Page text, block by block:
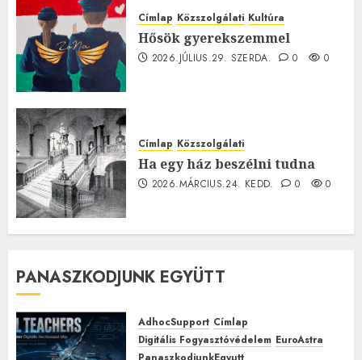
Címlap Közszolgálati Kultúra
Hősök gyerekszemmel
2026.JÚLIUS.29. SZERDA. 0 0
Címlap Közszolgálati
Ha egy ház beszélni tudna
2026.MÁRCIUS.24. KEDD. 0 0
PANASZKODJUNK EGYÜTT
AdhocSupport Címlap
Digitális Fogyasztóvédelem EuroAstra